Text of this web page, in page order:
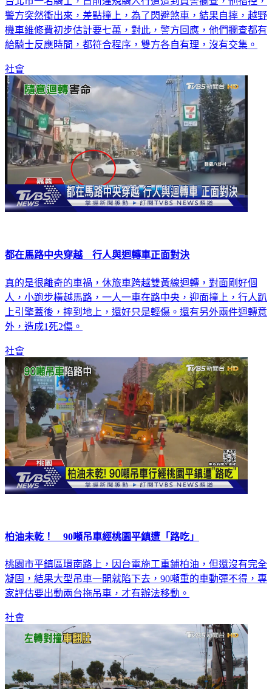
警方突然衝出來，差點撞上，為了閃避煞車，結果自摔，越野
機車維修費初步估計要七萬，對此，警方回應，他們攔查都有
給騎士反應時間，都符合程序，雙方各自有理，沒有交集。
社會
都在馬路中央穿越 行人與迴轉車正面對決
真的是很離奇的車禍，休旅車跨越雙黃線迴轉，對面剛好個
人，小跑步橫越馬路，一人一車在路中央，迎面撞上，行人趴
上引擎蓋後，摔到地上，還好只是輕傷。還有另外兩件迴轉意
外，造成1死2傷。
社會
柏油未乾！ 90噸吊車經桃園平鎮遭「路吃」
桃園市平鎮區環南路上，因台電施工重鋪柏油，但還沒有完全
凝固，結果大型吊車一開就陷下去，90噸重的車動彈不得，專
家評估要出動兩台拖吊車，才有辦法移動。
社會